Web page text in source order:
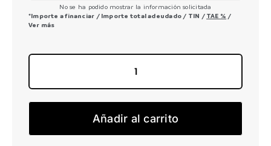
No se ha podido mostrar la información solicitada
*Importe a financiar / Importe total adeudado / TIN / TAE % /
Ver más
2
Añadir al carrito